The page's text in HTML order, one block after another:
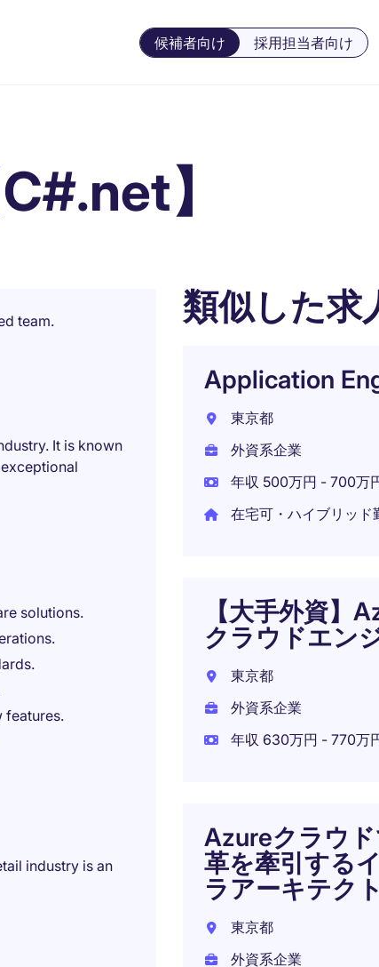
候補者向け 採用担当者向け
】
team.
It is known
solutions.
features.
industry is an
類似した求
Application
東京都
外資系企業
年収 500万円 - 700万
在宅可・ハイブリッド
【大手外資】
クラウドエン
東京都
外資系企業
年収 630万円 - 770万
Azureクラウ
革を牽引する
ラアーキテクト
東京都
外資系企業